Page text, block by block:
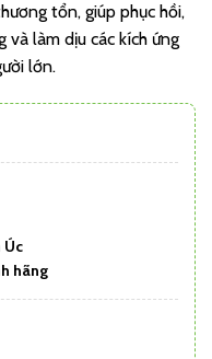
tổn, giúp phục hồi,
và làm dịu các kích ứng
lớn.
Úc
hãng